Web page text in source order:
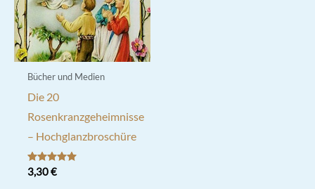
Bücher und Medien
Die 20
Rosenkranzgeheimnisse
– Hochglanzbroschüre
Bewertet mit
5.00
3,30€